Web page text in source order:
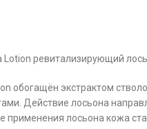
Lotion ревитализирующий
обогащён экстрактом
Действие лосьона
применения лосьона кожа